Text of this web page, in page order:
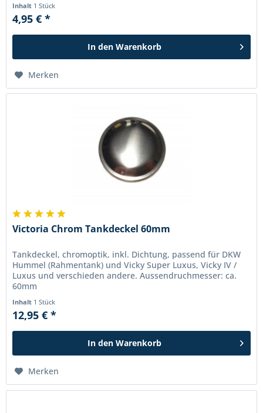
Inhalt 1 Stück
4,95 € *
In den Warenkorb
Merken
Victoria Chrom Tankdeckel 60mm
Tankdeckel, chromoptik, inkl. Dichtung, passend für DKW
Hummel (Rahmentank) und Vicky Super Luxus, Vicky IV /
Luxus und verschieden andere. Aussendruchmesser: ca.
60mm
Inhalt 1 Stück
12,95 € *
In den Warenkorb
Merken